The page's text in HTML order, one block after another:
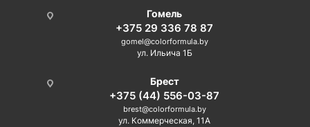
Гомель
+375 29 336 78 87
gomel@colorformula.by
ул. Ильича 1Б
Брест
+375 (44) 556-03-87
brest@colorformula.by
ул. Коммерческая, 11А